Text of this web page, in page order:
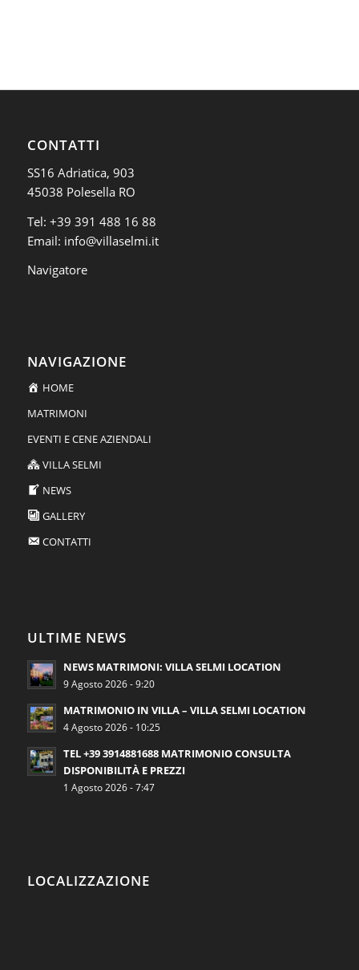
CONTATTI
SS16 Adriatica, 903
45038 Polesella RO
Tel: +39 391 488 16 88
Email: info@villaselmi.it
Navigatore
NAVIGAZIONE
HOME
MATRIMONI
EVENTI E CENE AZIENDALI
VILLA SELMI
NEWS
GALLERY
CONTATTI
ULTIME NEWS
NEWS MATRIMONI: VILLA SELMI LOCATION
9 Agosto 2026 - 9:20
MATRIMONIO IN VILLA – VILLA SELMI LOCATION
4 Agosto 2026 - 10:25
TEL +39 3914881688 MATRIMONIO CONSULTA
DISPONIBILITÀ E PREZZI
1 Agosto 2026 - 7:47
LOCALIZZAZIONE